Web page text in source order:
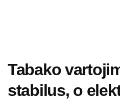
Tabako
stabilus, o